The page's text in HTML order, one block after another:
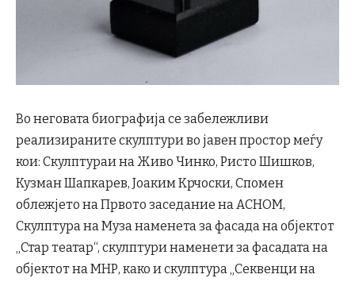
Во неговата биографија се забележливи
реализираните скулптури во јавен простор меѓу
кои: Скулптураи на Живо Чинко, Ристо Шишков,
Кузман Шапкарев, Јоаким Крчоски, Спомен
облежјето на Првото заседание на АСНОМ,
Скулптура на Муза наменета за фасада на објектот
„Стар театар“, скулптури наменети за фасадата на
објектот на МНР, како и скулптура „Секвенци на